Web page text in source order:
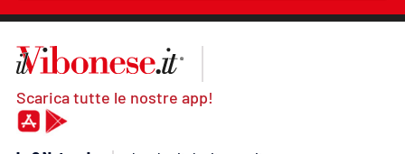
Scarica tutte le nostre app!